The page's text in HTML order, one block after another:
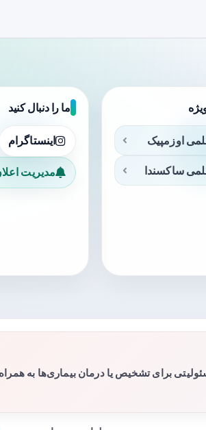
اوزمپیک
ساکسندا
ما را دنبال کنید
اینستاگرام
مدیریت
برای تشخیص یا درمان بیماری‌ها به همراه